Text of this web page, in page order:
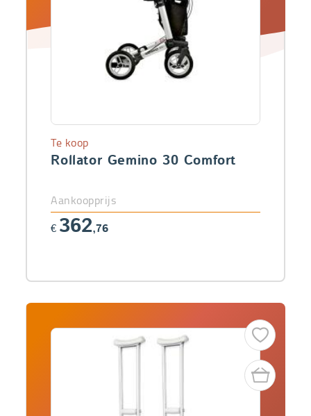
Rollator Gemino 30 Comfort
Te koop
Aankoopprijs
€ 362,76